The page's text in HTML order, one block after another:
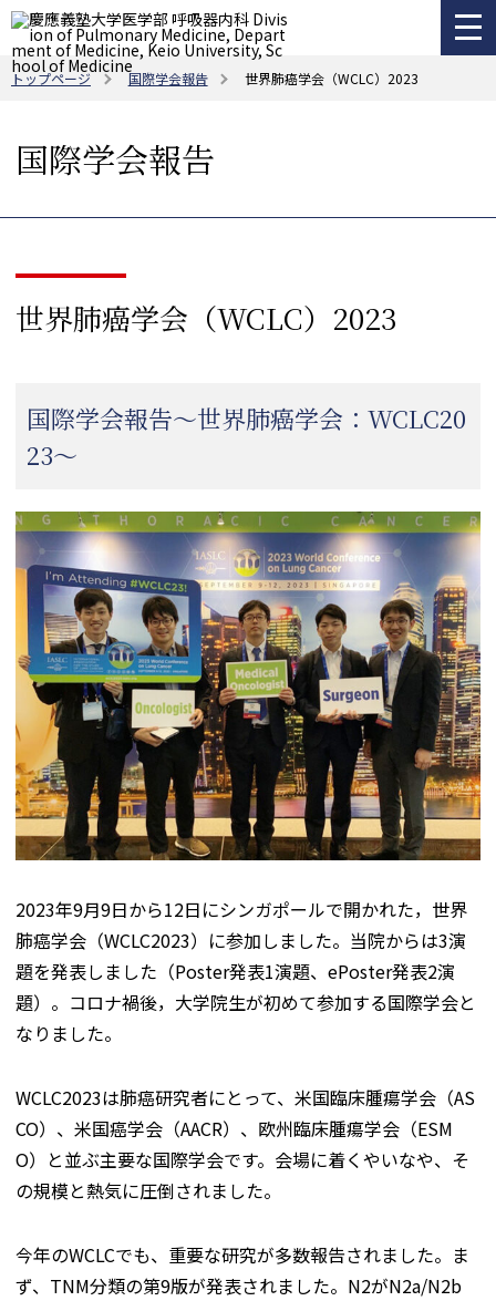
トップページ 国際学会報告 世界肺癌学会（WCLC）2023
国際学会報告
世界肺癌学会（WCLC）2023
国際学会報告～世界肺癌学会：WCLC20
23～
2023年9月9日から12日にシンガポールで開かれた，世界
肺癌学会（WCLC2023）に参加しました。当院からは3演
題を発表しました（Poster発表1演題、ePoster発表2演
題）。コロナ禍後，大学院生が初めて参加する国際学会と
なりました。
WCLC2023は肺癌研究者にとって、米国臨床腫瘍学会（AS
CO）、米国癌学会（AACR）、欧州臨床腫瘍学会（ESM
O）と並ぶ主要な国際学会です。会場に着くやいなや、そ
の規模と熱気に圧倒されました。
今年のWCLCでも、重要な研究が多数報告されました。ま
ず、TNM分類の第9版が発表されました。N2がN2a/N2b